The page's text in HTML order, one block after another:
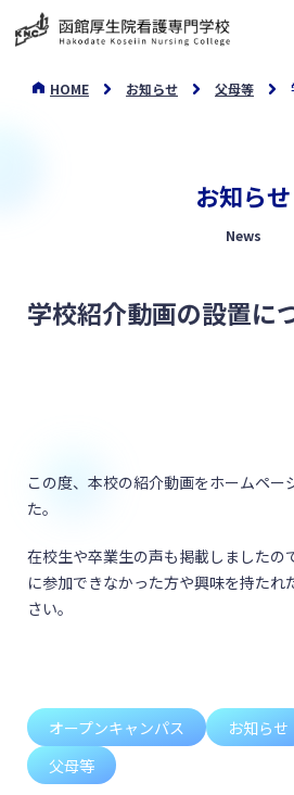
HOME お知らせ 父母等
お知らせ
News
学校紹介動画の設置に
この度、本校の紹介動画をホームペー
た。
在校生や卒業生の声も掲載しましたの
に参加できなかった方や興味を持たれ
さい。
オープンキャンパス お知らせ
父母等